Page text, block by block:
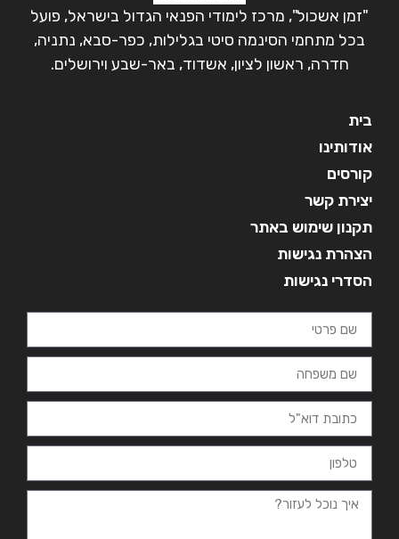
"זמן אשכול", מרכז לימודי הפנאי הגדול בישראל, פועל
בכל מתחמי הסינמה סיטי בגלילות, כפר-סבא, נתניה,
חדרה, ראשון לציון, אשדוד, באר-שבע וירושלים.
בית
אודותינו
קורסים
יצירת קשר
תקנון שימוש באתר
הצהרת נגישות
הסדרי נגישות